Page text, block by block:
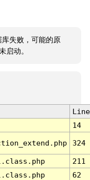
失败，可能的原
启动。
Line
14
324
211
62